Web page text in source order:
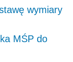
wymiary
MŚP do